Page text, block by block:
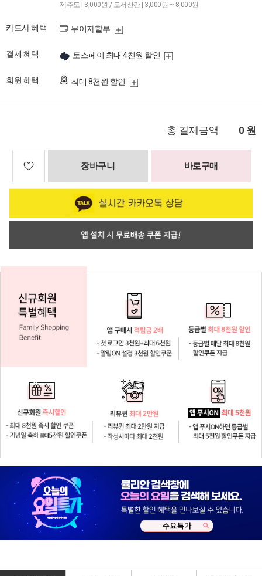
제주도 | 3,000원 / 도서산간 | 3,000원 ~ 8,000원
카드사 혜택 무이자할부
결제 혜택 토스페이 최대 4천원 할인
회원 혜택 최대 8천원 할인
총 결제금액 0 원
장바구니 바로구매